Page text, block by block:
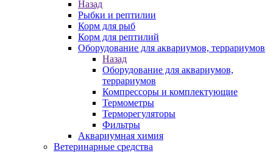
Назад
Рыбки и рептилии
Корм для рыб
Корм для рептилий
Оборудование для аквариумов, террариумов
Назад
Оборудование для аквариумов,
террариумов
Компрессоры и комплектующие
Термометры
Терморегуляторы
Фильтры
Аквариумная химия
Ветеринарные средства